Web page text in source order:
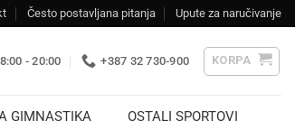
Često postavljana pitanja Upute za naručivanje
- 20:00 +387 32 730-900 KORPA
GIMNASTIKA OSTALI SPORTOVI